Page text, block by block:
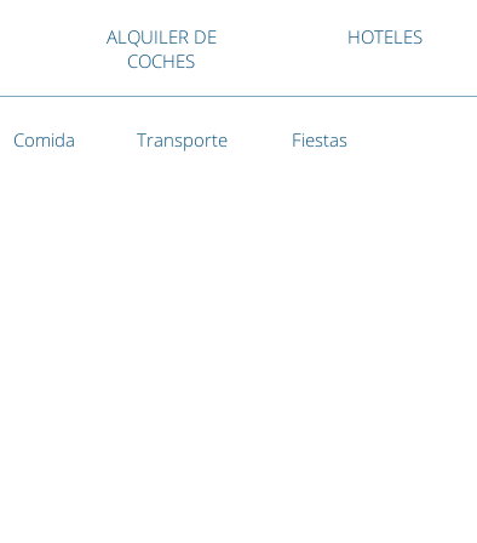
ALQUILER DE
COCHES
HOTELES
Comida Transporte Fiestas